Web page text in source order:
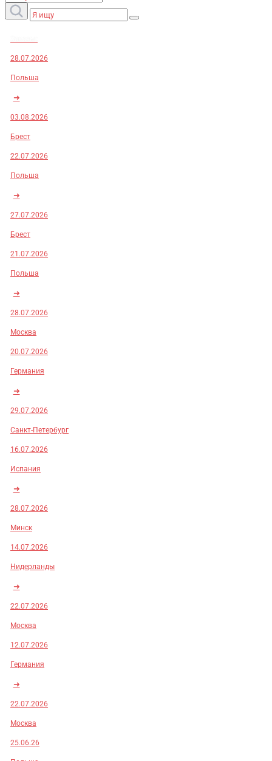
28.07.2026
Польша
➜
03.08.2026
Брест
22.07.2026
Польша
➜
27.07.2026
Брест
21.07.2026
Польша
➜
28.07.2026
Москва
20.07.2026
Германия
➜
29.07.2026
Санкт-Петербург
16.07.2026
Испания
➜
28.07.2026
Минск
14.07.2026
Нидерланды
➜
22.07.2026
Москва
12.07.2026
Германия
➜
22.07.2026
Москва
25.06.26